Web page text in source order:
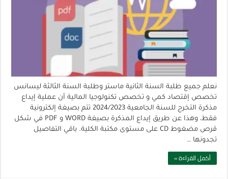
نعلم جميع طلبة السنة الثانية ماستر وطلبة السنة الثالثة ليسانس
تخصص إقتصاد كمي و تخصص تكنولوجيا المالية أن عملية إيداع
مذكرة التخرج للسنة الجامعية 2024/2023 تتم بصيغة إلكترونية
فقط، وهذا عن طريق إيداع المذكرة بصيغة WORD و PDF في شكل
قرص مضغوط CD على مستوى مكتبة الكلية. باقي التفاصيل
تجدونها …
أكمل القراءة »